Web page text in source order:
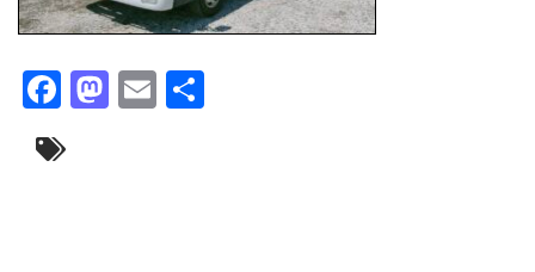
Facebook
Mastodon
Email